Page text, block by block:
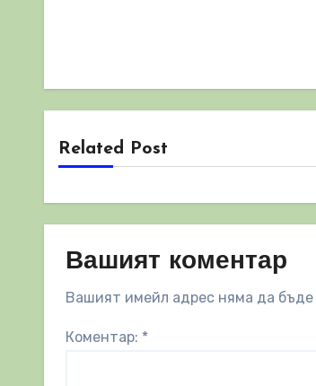
Related Post
Вашият коментар
Вашият имейл адрес няма да бъде
Коментар: *